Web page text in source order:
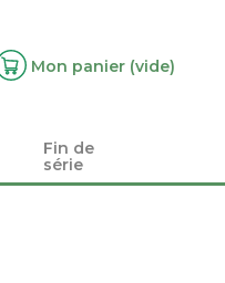
Mon panier (vide)
Fin de
série